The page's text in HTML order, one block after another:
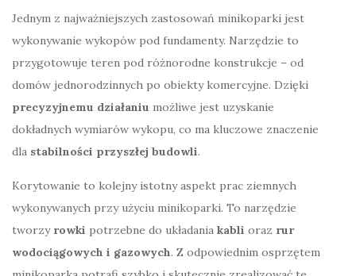
Jednym z najważniejszych zastosowań minikoparki jest
wykonywanie wykopów pod fundamenty. Narzędzie to
przygotowuje teren pod różnorodne konstrukcje – od
domów jednorodzinnych po obiekty komercyjne. Dzięki
precyzyjnemu działaniu możliwe jest uzyskanie
dokładnych wymiarów wykopu, co ma kluczowe znaczenie
dla stabilności przyszłej budowli.
Korytowanie to kolejny istotny aspekt prac ziemnych
wykonywanych przy użyciu minikoparki. To narzędzie
tworzy rowki potrzebne do układania kabli oraz rur
wodociągowych i gazowych. Z odpowiednim osprzętem